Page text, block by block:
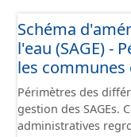
Schéma
l'eau (SAGE) -
les communes
Périmètres des
gestion des SAGEs.
administratives